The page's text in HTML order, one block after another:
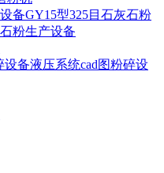
备GY15型325目石灰石粉
粉生产设备
备液压系统cad图粉碎设